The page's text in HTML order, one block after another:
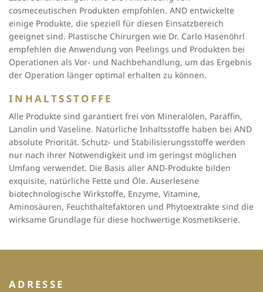
cosmeceutischen Produkten empfohlen. AND entwickelte
einige Produkte, die speziell für diesen Einsatzbereich
geeignet sind. Plastische Chirurgen wie Dr. Carlo Hasenöhrl
empfehlen die Anwendung von Peelings und Produkten bei
Operationen als Vor- und Nachbehandlung, um das Ergebnis
der Operation länger optimal erhalten zu können.
INHALTSSTOFFE
Alle Produkte sind garantiert frei von Mineralölen, Paraffin,
Lanolin und Vaseline. Natürliche Inhaltsstoffe haben bei AND
absolute Priorität. Schutz- und Stabilisierungsstoffe werden
nur nach ihrer Notwendigkeit und im geringst möglichen
Umfang verwendet. Die Basis aller AND-Produkte bilden
exquisite, natürliche Fette und Öle. Auserlesene
biotechnologische Wirkstoffe, Enzyme, Vitamine,
Aminosäuren, Feuchthaltefaktoren und Phytoextrakte sind die
wirksame Grundlage für diese hochwertige Kosmetikserie.
ADRESSE